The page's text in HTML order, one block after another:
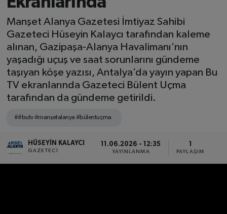
Manşet Alanya Gazetesi İmtiyaz Sahibi
Gazeteci Hüseyin Kalaycı tarafından kaleme
alınan, Gazipaşa-Alanya Havalimanı’nın
yaşadığı uçuş ve saat sorunlarını gündeme
taşıyan köşe yazısı, Antalya’da yayın yapan Bu
TV ekranlarında Gazeteci Bülent Uçma
tarafından da gündeme getirildi.
##butv #manşetalanya #bülentuçma
HÜSEYIN KALAYCI
GAZETECI
11.06.2026 - 12:35
YAYINLANMA PAYLAŞIM